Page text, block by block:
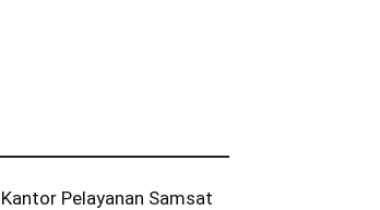
Kantor Pelayanan Samsat